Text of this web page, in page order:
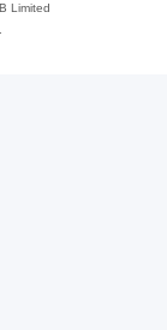
Limited